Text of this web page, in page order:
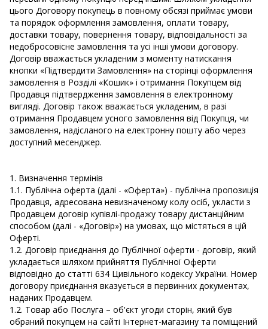
цього Договору покупець в повному обсязі приймає умови
та порядок оформлення замовлення, оплати товару,
доставки товару, повернення товару, відповідальності за
недобросовісне замовлення та усі інші умови договору.
Договір вважається укладеним з моменту натискання
кнопки «Підтвердити Замовлення» на сторінці оформлення
замовлення в Розділі «Кошик» і отримання Покупцем від
Продавця підтвердження замовлення в електронному
вигляді. Договір також вважається укладеним, в разі
отримання Продавцем усного замовлення від Покупця, чи
замовлення, надісланого на електронну пошту або через
доступний месенджер.
1. Визначення термінів
1.1. Публічна оферта (далі - «Оферта») - публічна пропозиція
Продавця, адресована невизначеному колу осіб, укласти з
Продавцем договір купівлі-продажу товару дистанційним
способом (далі - «Договір») на умовах, що містяться в цій
Оферті.
1.2. Договір приєднання до Публічної оферти - договір, який
укладається шляхом прийняття Публічної Оферти
відповідно до статті 634 Цивільного кодексу України. Номер
договору приєднання вказується в первинних документах,
наданих Продавцем.
1.2. Товар або Послуга – об'єкт угоди сторін, який був
обраний покупцем на сайті Інтернет-магазину та поміщений